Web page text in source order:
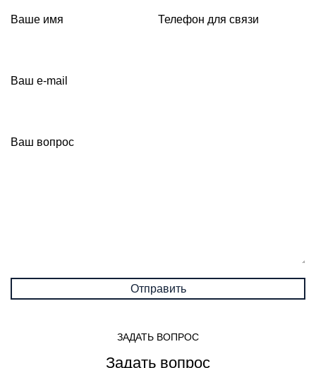
Ваше имя Телефон для связи
Ваш e-mail
Ваш вопрос
ЗАДАТЬ ВОПРОС
Задать вопрос